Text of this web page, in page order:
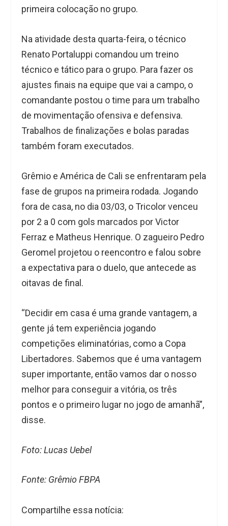
primeira colocação no grupo.
Na atividade desta quarta-feira, o técnico
Renato Portaluppi comandou um treino
técnico e tático para o grupo. Para fazer os
ajustes finais na equipe que vai a campo, o
comandante postou o time para um trabalho
de movimentação ofensiva e defensiva.
Trabalhos de finalizações e bolas paradas
também foram executados.
Grêmio e América de Cali se enfrentaram pela
fase de grupos na primeira rodada. Jogando
fora de casa, no dia 03/03, o Tricolor venceu
por 2 a 0 com gols marcados por Victor
Ferraz e Matheus Henrique. O zagueiro Pedro
Geromel projetou o reencontro e falou sobre
a expectativa para o duelo, que antecede as
oitavas de final.
“Decidir em casa é uma grande vantagem, a
gente já tem experiência jogando
competições eliminatórias, como a Copa
Libertadores. Sabemos que é uma vantagem
super importante, então vamos dar o nosso
melhor para conseguir a vitória, os três
pontos e o primeiro lugar no jogo de amanhã”,
disse.
Foto: Lucas Uebel
Fonte: Grêmio FBPA
Compartilhe essa notícia: